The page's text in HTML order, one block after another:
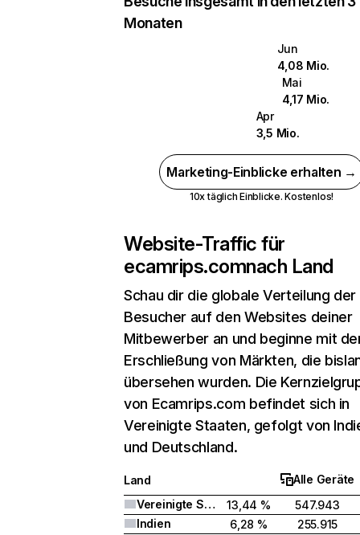
Monaten
Jun
4,08 Mio.
Mai
4,17 Mio.
Apr
3,5 Mio.
Marketing-Einblicke erhalten →
10x täglich Einblicke. Kostenlos!
Website-Traffic für
ecamrips.comnach Land
Schau dir die globale Verteilung der
Besucher auf den Websites deiner
Mitbewerber an und beginne mit
Erschließung von Märkten, die
übersehen wurden. Die
von Ecamrips.com befindet sich in
Vereinigte Staaten, gefolgt von
und Deutschland.
Land
Alle Geräte
Vereinigte Staaten
13,44 %
547.943
Indien
6,28 %
255.915